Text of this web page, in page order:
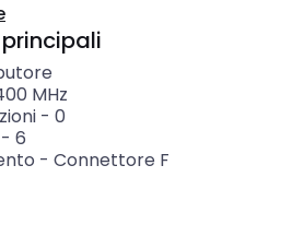
MHz
- 0
- 6
- Connettore F